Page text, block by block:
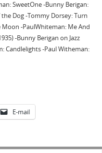
SweetOne -Bunny Berigan:
the Dog -Tommy Dorsey: Turn
Moon -PaulWhiteman: Me And
-Bunny Berigan on Jazz
Candlelights -Paul Witheman:
E-mail